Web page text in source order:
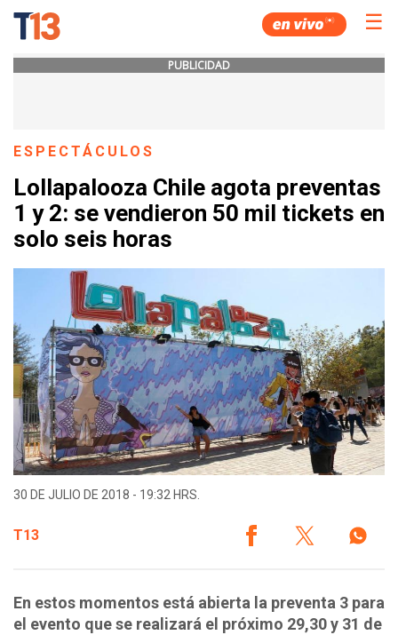
☰
PUBLICIDAD
ESPECTÁCULOS
Lollapalooza Chile agota preventas
1 y 2: se vendieron 50 mil tickets en
solo seis horas
30 DE JULIO DE 2018 - 19:32 HRS.
T13
En estos momentos está abierta la preventa 3 para
el evento que se realizará el próximo 29,30 y 31 de